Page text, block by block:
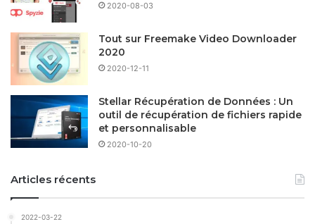
2020-08-03
Tout sur Freemake Video Downloader
2020
2020-12-11
Stellar Récupération de Données : Un
outil de récupération de fichiers rapide
et personnalisable
2020-10-20
Articles récents
2022-03-22